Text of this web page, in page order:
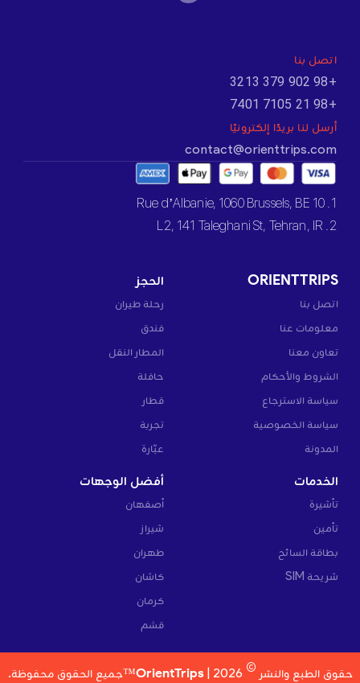
اتصل بنا
+98 902 379 3213
+98 21 7105 7401
أرسل لنا بريدًا إلكترونيًا
contact@orienttrips.com
1. 10 Rue d’Albanie, 1060 Brussels, BE
2. L2, 141 Taleghani St, Tehran, IR
ORIENTTRIPS
اتصل بنا
معلومات عنا
تعاون معنا
الشروط والأحكام
سياسة الاسترجاع
سياسة الخصوصية
المدونة
الحجز
رحلة طيران
فندق
المطار النقل
حافلة
قطار
تجربة
عبّارة
الخدمات
تأشيرة
تأمين
بطاقة السائح
شريحة SIM
أفضل الوجهات
أصفهان
شيراز
طهران
كاشان
كرمان
قشم
حقوق الطبع والنشر ©
OrientTrips™ جميع الحقوق محفوظة.